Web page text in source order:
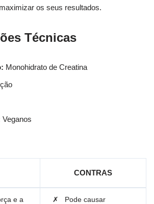
os seus resultados.
Técnicas
Monohidrato de Creatina
Veganos
CONTRAS
e a
✗
Pode causar